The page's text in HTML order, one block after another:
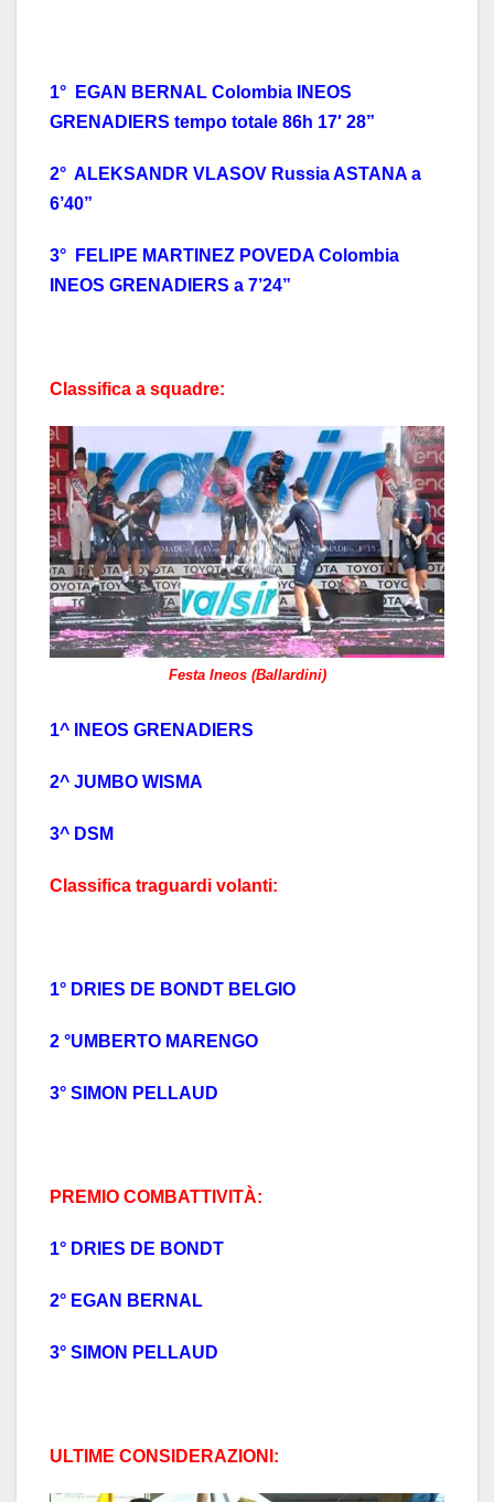
1° EGAN BERNAL Colombia INEOS
GRENADIERS tempo totale 86h 17′ 28”
2° ALEKSANDR VLASOV Russia ASTANA a
6’40”
3° FELIPE MARTINEZ POVEDA Colombia
INEOS GRENADIERS a 7’24”
Classifica a squadre:
Festa Ineos (Ballardini)
1^ INEOS GRENADIERS
2^ JUMBO WISMA
3^ DSM
Classifica traguardi volanti:
1° DRIES DE BONDT BELGIO
2 °UMBERTO MARENGO
3° SIMON PELLAUD
PREMIO COMBATTIVITÀ:
1° DRIES DE BONDT
2° EGAN BERNAL
3° SIMON PELLAUD
ULTIME CONSIDERAZIONI: